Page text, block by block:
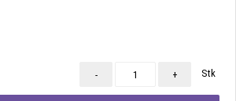
- + Stk